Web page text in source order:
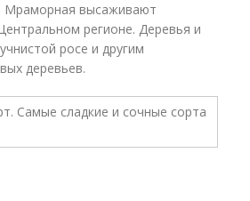
Мраморная высаживают
регионе. Деревья и
росе и другим
деревьев.